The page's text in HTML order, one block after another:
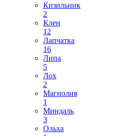
Кизильник
2
Клен
12
Лапчатка
16
Липа
5
Лох
2
Магнолия
1
Миндаль
3
Ольха